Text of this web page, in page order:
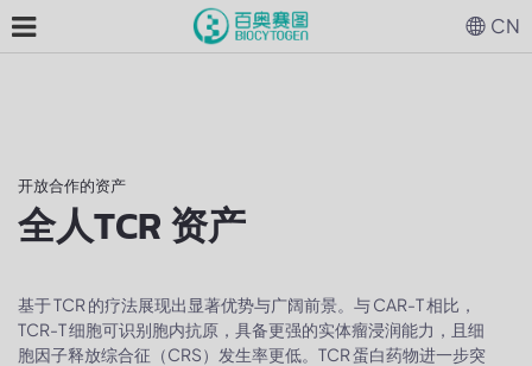
开放合作的资产
全人TCR 资产
基于 TCR 的疗法展现出显著优势与广阔前景。与 CAR-T 相比，
TCR-T 细胞可识别胞内抗原，具备更强的实体瘤浸润能力，且细
胞因子释放综合征（CRS）发生率更低。TCR 蛋白药物进一步突
CN